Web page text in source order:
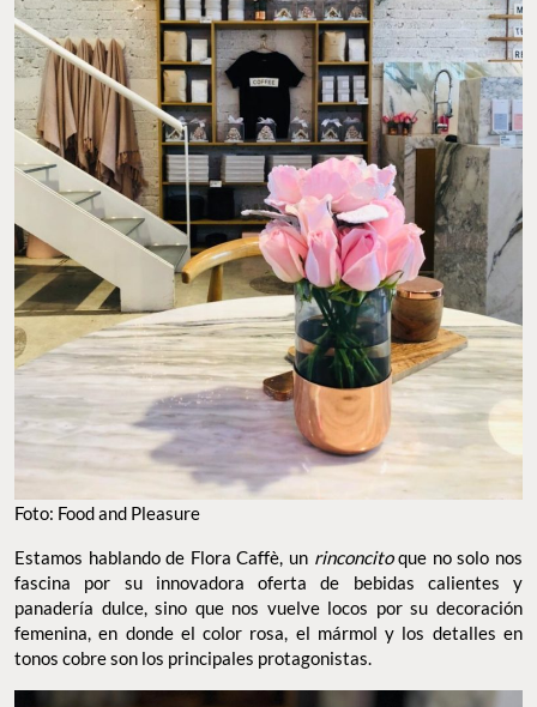
Foto: Food and Pleasure
Estamos hablando de Flora Caffè, un rinconcitoque no solo nos
fascina por su innovadora oferta de bebidas calientes y
panadería dulce, sino que nos vuelve locos por su decoración
femenina, en donde el color rosa, el mármol y los detalles en
tonos cobre son los principales protagonistas.